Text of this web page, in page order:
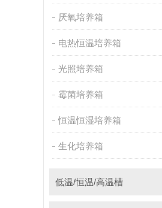
厌氧培养箱
电热恒温培养箱
光照培养箱
霉菌培养箱
恒温恒湿培养箱
生化培养箱
低温/恒温/高温槽